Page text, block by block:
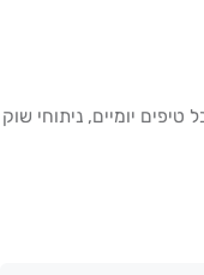
יומיים, ניתוחי שוק